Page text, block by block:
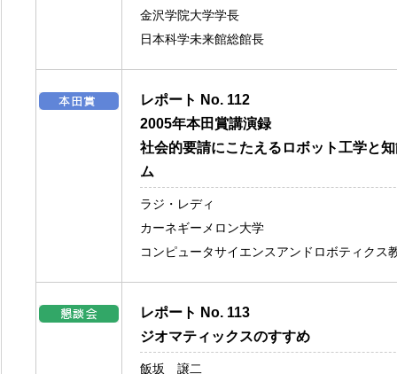
金沢学院大学学長
日本科学未来館総館長
レポート No. 112
2005年本田賞講演録
社会的要請にこたえるロボット工学と
ム
ラジ・レディ
カーネギーメロン大学
コンピュータサイエンスアンドロボティクス
レポート No. 113
ジオマティックスのすすめ
飯坂 譲二